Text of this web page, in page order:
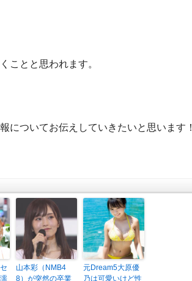
ことと思われます。
についてお伝えしていきたいと思います！
山本彩（NMB4
8）が突然の卒業
元Dream5大原優
乃は可愛いけど性